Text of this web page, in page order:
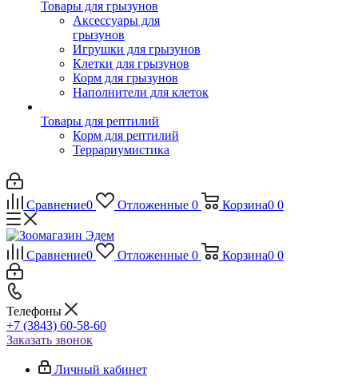
Товары для грызунов
Аксессуары для
грызунов
Игрушки для грызунов
Клетки для грызунов
Корм для грызунов
Наполнители для клеток
Товары для рептилий
Корм для рептилий
Террариумистика
Сравнение0 Отложенные 0 Корзина0 0
Сравнение0 Отложенные 0 Корзина0 0
Телефоны
+7 (3843) 60-58-60
Заказать звонок
Личный кабинет